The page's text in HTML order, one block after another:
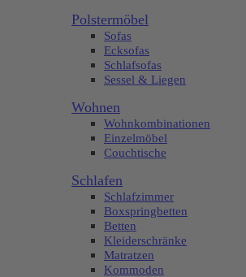
Polstermöbel
Sofas
Ecksofas
Schlafsofas
Sessel & Liegen
Wohnen
Wohnkombinationen
Einzelmöbel
Couchtische
Schlafen
Schlafzimmer
Boxspringbetten
Betten
Kleiderschränke
Matratzen
Kommoden